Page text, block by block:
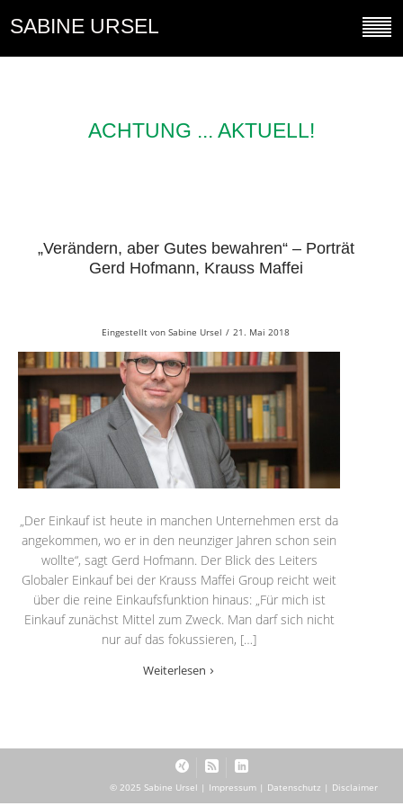
SABINE URSEL
ACHTUNG ... AKTUELL!
„Verändern, aber Gutes bewahren“ – Porträt
Gerd Hofmann, Krauss Maffei
Eingestellt vonSabine Ursel / 21. Mai 2018
„Der Einkauf ist heute in manchen Unternehmen erst da
angekommen, wo er in den neunziger Jahren schon sein
wollte“, sagt Gerd Hofmann. Der Blick des Leiters
Globaler Einkauf bei der Krauss Maffei Group reicht weit
über die reine Einkaufsfunktion hinaus: „Für mich ist
Einkauf zunächst Mittel zum Zweck. Man darf sich nicht
nur auf das fokussieren, […]
Weiterlesen
© 2025 Sabine Ursel | Impressum | Datenschutz | Disclaimer